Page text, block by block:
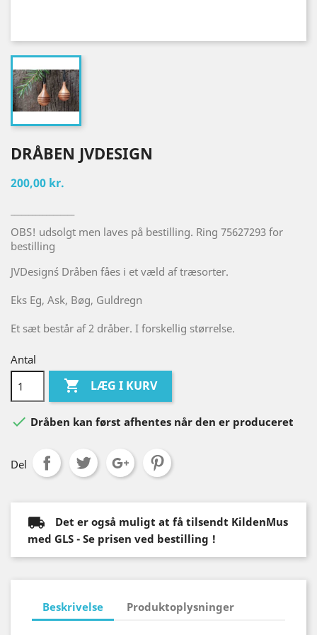
DRÅBEN JVDESIGN
200,00 kr.
OBS! udsolgt men laves på bestilling. Ring 75627293 for
bestilling
JVDesign´s Dråben fåes i et væld af træsorter.
Eks Eg, Ask, Bøg, Guldregn
Et sæt består af 2 dråber. I forskellig størrelse.
Antal
 LÆG I KURV
 Dråben kan først afhentes når den er produceret
Del
Det er også muligt at få tilsendt KildenMus
med GLS - Se prisen ved bestilling !
Beskrivelse Produktoplysninger